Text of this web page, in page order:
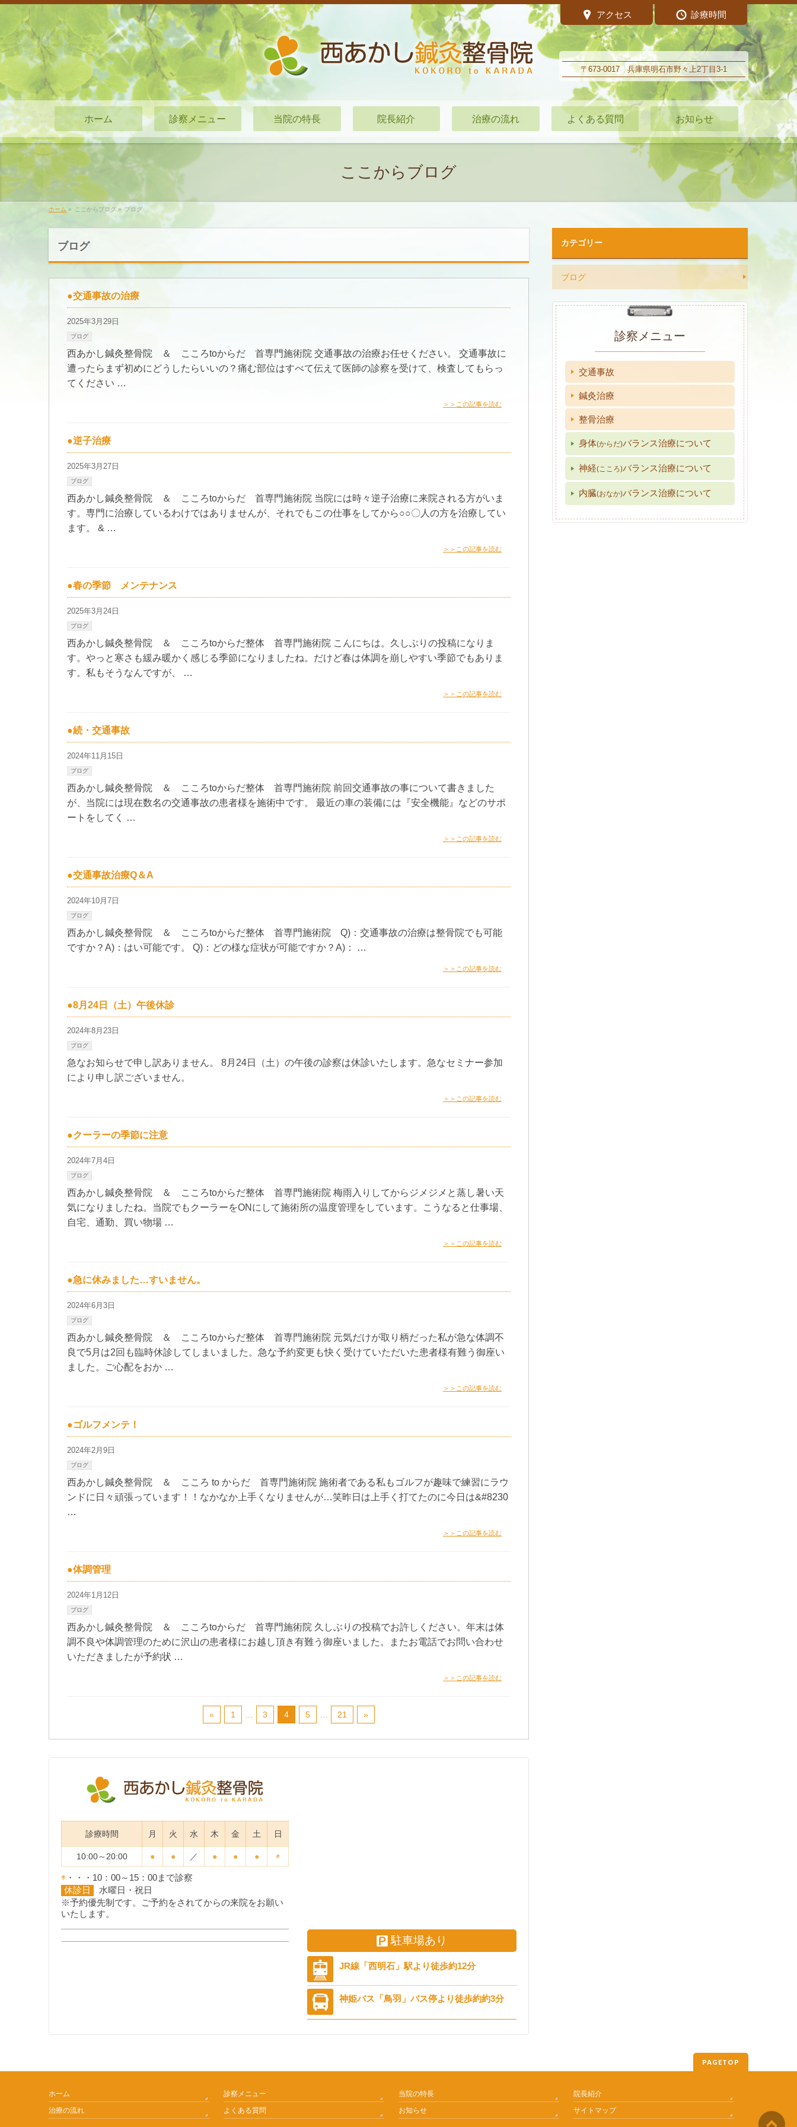
アクセス 診療時間
〒673-0017 兵庫県明石市野々上2丁目3-1
ホーム 診察メニュー 当院の特長 院長紹介 治療の流れ よくある質問 お知らせ
ここからブログ
ホーム » ここからブログ » ブログ
ブログ
●交通事故の治療
2025年3月29日
ブログ
西あかし鍼灸整骨院 ＆ こころtoからだ 首専門施術院 交通事故の治療お任せください。 交通事故に
遭ったらまず初めにどうしたらいいの？痛む部位はすべて伝えて医師の診察を受けて、検査してもらっ
てください …
＞＞この記事を読む
●逆子治療
2025年3月27日
ブログ
西あかし鍼灸整骨院 ＆ こころtoからだ 首専門施術院 当院には時々逆子治療に来院される方がいま
す。専門に治療しているわけではありませんが、それでもこの仕事をしてから○○〇人の方を治療してい
ます。 & …
＞＞この記事を読む
●春の季節 メンテナンス
2025年3月24日
ブログ
西あかし鍼灸整骨院 ＆ こころtoからだ整体 首専門施術院 こんにちは。久しぶりの投稿になりま
す。やっと寒さも緩み暖かく感じる季節になりましたね。だけど春は体調を崩しやすい季節でもありま
す。私もそうなんですが、 …
＞＞この記事を読む
●続・交通事故
2024年11月15日
ブログ
西あかし鍼灸整骨院 ＆ こころtoからだ整体 首専門施術院 前回交通事故の事について書きました
が、当院には現在数名の交通事故の患者様を施術中です。 最近の車の装備には『安全機能』などのサポ
ートをしてく …
＞＞この記事を読む
●交通事故治療Q＆A
2024年10月7日
ブログ
西あかし鍼灸整骨院 ＆ こころtoからだ整体 首専門施術院 Q)：交通事故の治療は整骨院でも可能
ですか？A)：はい可能です。 Q)：どの様な症状が可能ですか？A)： …
＞＞この記事を読む
●8月24日（土）午後休診
2024年8月23日
ブログ
急なお知らせで申し訳ありません。 8月24日（土）の午後の診察は休診いたします。急なセミナー参加
により申し訳ございません。
＞＞この記事を読む
●クーラーの季節に注意
2024年7月4日
ブログ
西あかし鍼灸整骨院 ＆ こころtoからだ整体 首専門施術院 梅雨入りしてからジメジメと蒸し暑い天
気になりましたね。当院でもクーラーをONにして施術所の温度管理をしています。こうなると仕事場、
自宅、通勤、買い物場 …
＞＞この記事を読む
●急に休みました…すいません。
2024年6月3日
ブログ
西あかし鍼灸整骨院 ＆ こころtoからだ整体 首専門施術院 元気だけが取り柄だった私が急な体調不
良で5月は2回も臨時休診してしまいました。急な予約変更も快く受けていただいた患者様有難う御座い
ました。ご心配をおか …
＞＞この記事を読む
●ゴルフメンテ！
2024年2月9日
ブログ
西あかし鍼灸整骨院 ＆ こころ to からだ 首専門施術院 施術者である私もゴルフが趣味で練習にラウ
ンドに日々頑張っています！！なかなか上手くなりませんが…笑昨日は上手く打てたのに今日は&#8230
…
＞＞この記事を読む
●体調管理
2024年1月12日
ブログ
西あかし鍼灸整骨院 ＆ こころtoからだ 首専門施術院 久しぶりの投稿でお許しください。年末は体
調不良や体調管理のために沢山の患者様にお越し頂き有難う御座いました。またお電話でお問い合わせ
いただきましたが予約状 …
＞＞この記事を読む
« 1 3 4 5 21 »
診療時間 月 火 水 木 金 土 日
10:00～20:00 ● ● ／ ● ● ● ◉
◉ ・・・10：00～15：00まで診察
休診日
水曜日・祝日
※予約優先制です。ご予約をされてからの来院をお願い
いたします。
駐車場あり
JR線「西明石」駅より徒歩約12分
神姫バス「鳥羽」バス停より徒歩約約3分
カテゴリー
ブログ
診察メニュー
交通事故
鍼灸治療
整骨治療
身体(からだ)バランス治療について
神経(こころ)バランス治療について
内臓(おなか)バランス治療について
PAGETOP
ホーム 診察メニュー 当院の特長
院長紹介
治療の流れ
よくある質問 お知らせ サイトマップ